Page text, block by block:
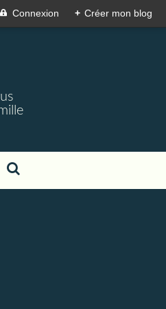
Connexion + Créer mon blog